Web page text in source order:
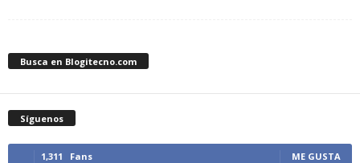
Busca en Blogitecno.com
Síguenos
1,311 Fans ME GUSTA